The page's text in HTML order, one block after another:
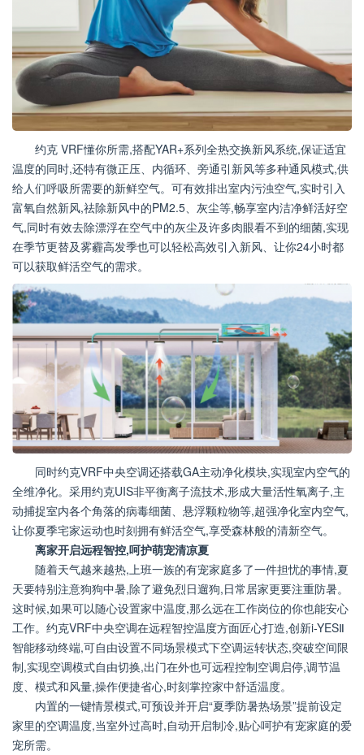
约克 VRF懂你所需,搭配YAR+系列全热交换新风系统,保证适宜
温度的同时,还特有微正压、内循环、旁通引新风等多种通风模式,供
给人们呼吸所需要的新鲜空气。可有效排出室内污浊空气,实时引入
富氧自然新风,祛除新风中的PM2.5、灰尘等,畅享室内洁净鲜活好空
气,同时有效去除漂浮在空气中的灰尘及许多肉眼看不到的细菌,实现
在季节更替及雾霾高发季也可以轻松高效引入新风、让你24小时都
可以获取鲜活空气的需求。
同时约克VRF中央空调还搭载GA主动净化模块,实现室内空气的
全维净化。采用约克UIS非平衡离子流技术,形成大量活性氧离子,主
动捕捉室内各个角落的病毒细菌、悬浮颗粒物等,超强净化室内空气,
让你夏季宅家运动也时刻拥有鲜活空气,享受森林般的清新空气。
离家开启远程智控,呵护萌宠清凉夏
随着天气越来越热,上班一族的有宠家庭多了一件担忧的事情,夏
天要特别注意狗狗中暑,除了避免烈日遛狗,日常居家更要注重防暑。
这时候,如果可以随心设置家中温度,那么远在工作岗位的你也能安心
工作。约克VRF中央空调在远程智控温度方面匠心打造,创新i-YESⅡ
智能移动终端,可自由设置不同场景模式下空调运转状态,突破空间限
制,实现空调模式自由切换,出门在外也可远程控制空调启停,调节温
度、模式和风量,操作便捷省心,时刻掌控家中舒适温度。
内置的一键情景模式,可预设并开启“夏季防暑热场景”提前设定
家里的空调温度,当室外过高时,自动开启制冷,贴心呵护有宠家庭的爱
宠所需。